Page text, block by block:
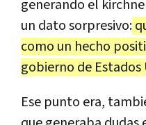
generando el
un dato sorpresivo:
como un hecho
gobierno de Estados
Ese punto era,